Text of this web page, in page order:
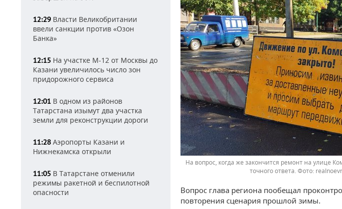
12:29 Власти Великобритании
ввели санкции против «Озон
Банка»
12:15 На участке М-12 от Москвы до
Казани увеличилось число зон
придорожного сервиса
12:01 В одном из районов
Татарстана изымут два участка
земли для реконструкции дороги
11:28 Аэропорты Казани и
Нижнекамска открыли
11:05 В Татарстане отменили
режимы ракетной и беспилотной
опасности
На вопрос, когда же закончится ремонт на улице
точного ответа.
Вопрос глава региона пообещал
повторения сценария прошлой зимы.